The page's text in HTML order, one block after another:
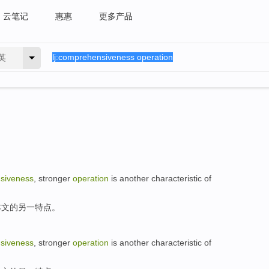
云笔记 惠惠 更多产品
stronger operation is another characteristic of
的另一特点。
stronger operation is another characteristic of